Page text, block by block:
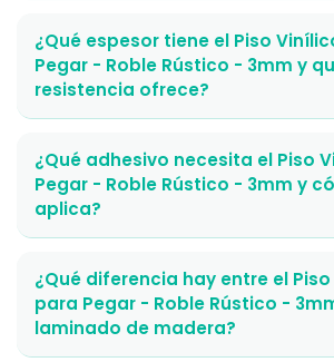
¿Qué espesor tiene el Piso
Pegar - Roble Rústico - 3mm y
resistencia ofrece?
¿Qué adhesivo necesita el Piso
Pegar - Roble Rústico - 3mm y
aplica?
¿Qué diferencia hay entre el
para Pegar - Roble Rústico -
laminado de madera?